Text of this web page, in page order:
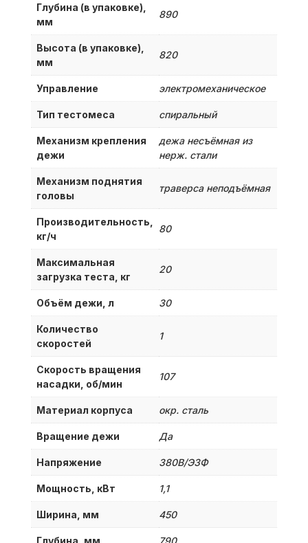
Глубина (в упаковке),
мм
890
Высота (в упаковке),
мм
820
Управление электромеханическое
Тип тестомеса спиральный
Механизм крепления
дежи
дежа несъёмная из
нерж. стали
Механизм поднятия
головы
траверса неподъёмная
Производительность,
кг/ч
80
Максимальная
загрузка теста, кг
20
Объём дежи, л 30
Количество
скоростей
1
Скорость вращения
насадки, об/мин
107
Материал корпуса окр. сталь
Вращение дежи Да
Напряжение 380B/Э3Ф
Мощность, кВт 1,1
Ширина, мм 450
Глубина, мм 790